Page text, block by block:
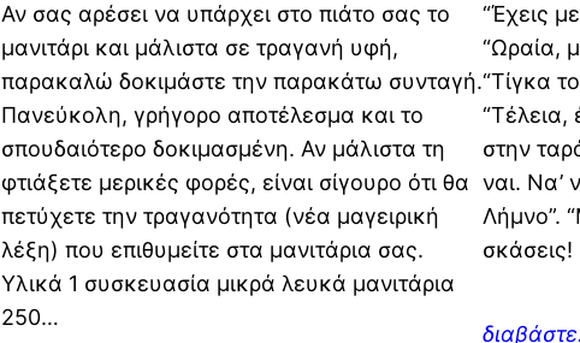
Αν σας αρέσει να υπάρχει στο πιάτο σας το
μανιτάρι και μάλιστα σε τραγανή υφή,
παρακαλώ δοκιμάστε την παρακάτω συνταγή.
Πανεύκολη, γρήγορο αποτέλεσμα και το
σπουδαιότερο δοκιμασμένη. Αν μάλιστα τη
φτιάξετε μερικές φορές, είναι σίγουρο ότι θα
πετύχετε την τραγανότητα (νέα μαγειρική
λέξη) που επιθυμείτε στα μανιτάρια σας.
Υλικά 1 συσκευασία μικρά λευκά μανιτάρια
250…
“Έχεις
“Ωραία,
“Τίγκα
“Τέλεια,
στην
ναι. Να’
Λήμνο”.